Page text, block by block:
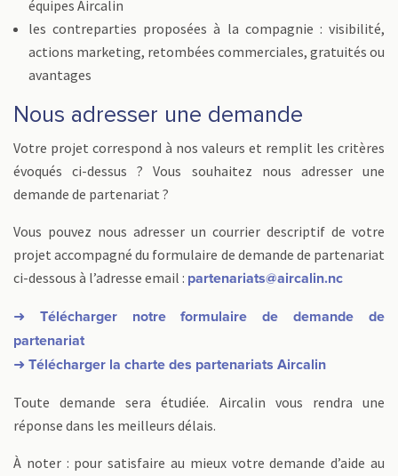
équipes Aircalin
les contreparties proposées à la compagnie : visibilité,
actions marketing, retombées commerciales, gratuités ou
avantages
Nous adresser une demande
Votre projet correspond à nos valeurs et remplit les critères
évoqués ci-dessus ? Vous souhaitez nous adresser une
demande de partenariat ?
Vous pouvez nous adresser un courrier descriptif de votre
projet accompagné du formulaire de demande de partenariat
ci-dessous à l’adresse email : partenariats@aircalin.nc
➜ Télécharger notre formulaire de demande de
partenariat
➜ Télécharger la charte des partenariats Aircalin
Toute demande sera étudiée. Aircalin vous rendra une
réponse dans les meilleurs délais.
À noter : pour satisfaire au mieux votre demande d’aide au